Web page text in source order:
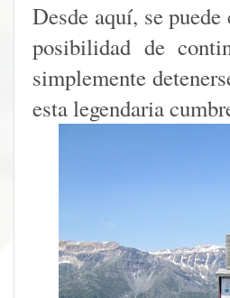
Desde aquí, se
posibilidad de
simplemente
esta legendaria